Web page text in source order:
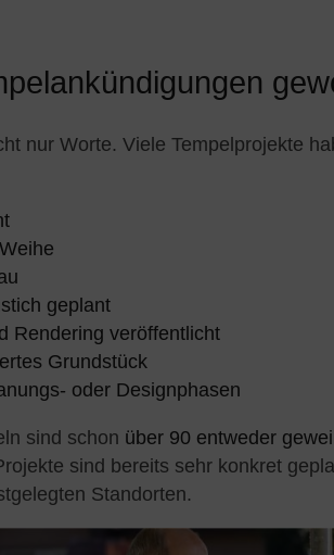
nur Worte. Viele Tempelprojekte
geplant
Rendering veröffentlicht
Grundstück
oder Designphasen
sind schon über 90 entweder
sind bereits sehr konkret
Standorten.